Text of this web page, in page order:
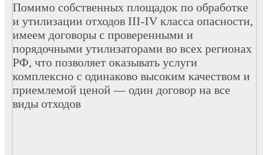
Помимо собственных площадок по обработке
и утилизации отходов III-IV класса опасности,
имеем договоры с проверенными и
порядочными утилизаторами во всех регионах
РФ, что позволяет оказывать услуги
комплексно с одинаково высоким качеством и
приемлемой ценой — один договор на все
виды отходов